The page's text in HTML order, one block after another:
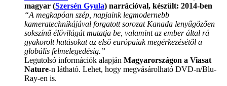
magyar (Szersén Gyula) narrációval, készült: 2014-ben
“A megkapóan szép, napjaink legmodernebb
kameratechnikájával forgatott sorozat Kanada lenyűgözően
sokszínű élővilágát mutatja be, valamint az ember által rá
gyakorolt hatásokat az első európaiak megérkezésétől a
globális felmelegedésig.”
Legutolsó információk alapján Magyarországon a Viasat
Nature-n látható. Lehet, hogy megvásárolható DVD-n/Blu-
Ray-en is.